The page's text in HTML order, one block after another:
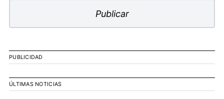
PUBLICIDAD
ÚLTIMAS NOTICIAS